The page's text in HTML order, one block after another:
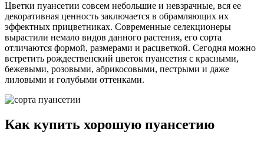
Цветки пуансетии совсем небольшие и невзрачные, вся ее
декоративная ценность заключается в обрамляющих их
эффектных прицветниках. Современные селекционеры
вырастили немало видов данного растения, его сорта
отличаются формой, размерами и расцветкой. Сегодня можно
встретить рождественский цветок пуансетия с красными,
бежевыми, розовыми, абрикосовыми, пестрыми и даже
лиловыми и голубыми оттенками.
Как купить хорошую пуансетию